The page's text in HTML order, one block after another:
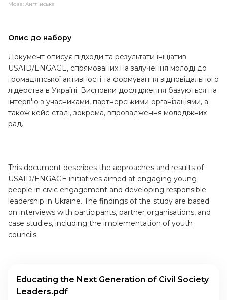
Мова: Англійська
Опис до набору
Документ описує підходи та результати ініціатив
USAID/ENGAGE, спрямованих на залучення молоді до
громадянської активності та формування відповідального
лідерства в Україні. Висновки дослідження базуються на
інтерв'ю з учасниками, партнерськими організаціями, а
також кейс-стаді, зокрема, впровадження молодіжних
рад.
This document describes the approaches and results of
USAID/ENGAGE initiatives aimed at engaging young
people in civic engagement and developing responsible
leadership in Ukraine. The findings of the study are based
on interviews with participants, partner organisations, and
case studies, including the implementation of youth
councils.
Educating the Next Generation of Civil Society
Leaders.pdf